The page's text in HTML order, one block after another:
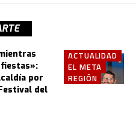
ACTUALIDAD
EL META
REGIÓN
por
del